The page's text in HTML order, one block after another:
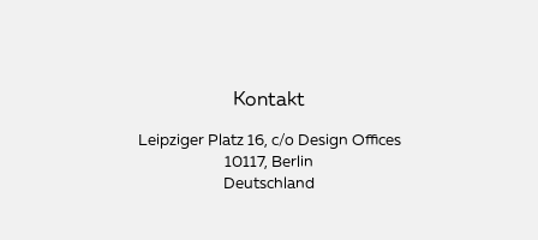
Kontakt
Leipziger Platz 16, c/o Design Offices
10117, Berlin
Deutschland